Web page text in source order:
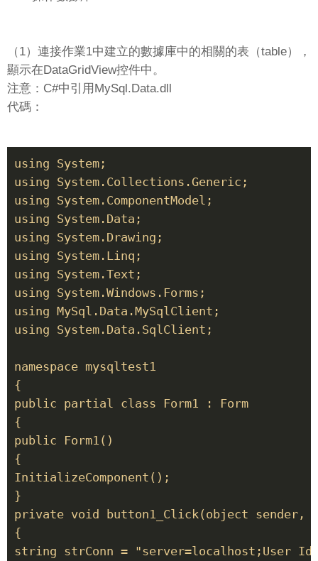
（1）連接作業1中建立的數據庫中的相關的表（table），
顯示在DataGridView控件中。
注意：C#中引用MySql.Data.dll
代碼：
using System;
using System.Collections.Generic;
using System.ComponentModel;
using System.Data;
using System.Drawing;
using System.Linq;
using System.Text;
using System.Windows.Forms;
using MySql.Data.MySqlClient;
using System.Data.SqlClient;
namespace mysqltest1
{
public partial class Form1 : Form
{
public Form1()
{
InitializeComponent();
}
private void button1_Click(object sender,
{
string strConn = "server=localhost;User